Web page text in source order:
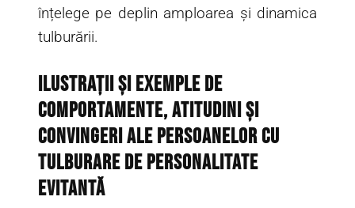
înțelege pe deplin amploarea și dinamica
tulburării.
Ilustrații și Exemple de
Comportamente, Atitudini și
Convingeri ale Persoanelor cu
Tulburare de Personalitate
Evitantă